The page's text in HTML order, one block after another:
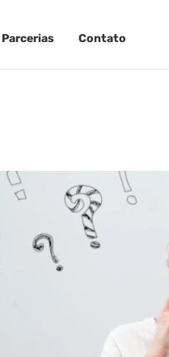
Parcerias Contato